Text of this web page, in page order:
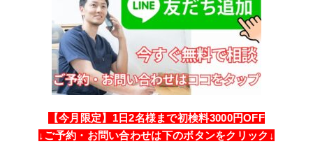
【今月限定】1日2名様まで初検料3000円OFF
↓ご予約・ お問い合わせは下のボタンをクリック↓